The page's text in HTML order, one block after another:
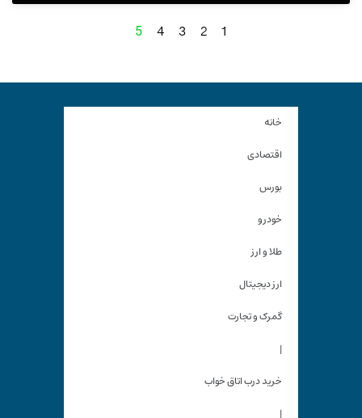
1
2
3
4
5
خانه
اقتصادی
بورس
خودرو
طلا و ارز
ارز دیجیتال
گمرک و تجارت
|
خرید درب اتاق خواب
|